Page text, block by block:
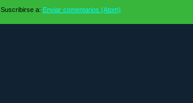
Suscribirse a: Enviar comentarios (Atom)